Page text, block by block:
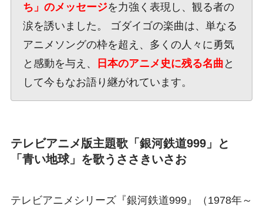
ち」のメッセージを力強く表現し、観る者の
涙を誘いました。 ゴダイゴの楽曲は、単なる
アニメソングの枠を超え、多くの人々に勇気
と感動を与え、
日本のアニメ史に残る名曲 と
して今もなお語り継がれています。
テレビアニメ版主題歌「銀河鉄道999」と
「青い地球」を歌うささきいさお
テレビアニメシリーズ『銀河鉄道999』（1978年～